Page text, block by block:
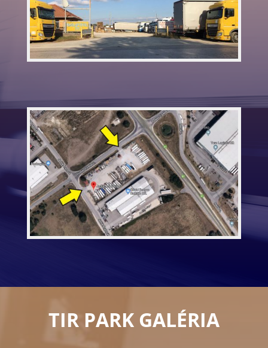
TIR PARK GALÉRIA